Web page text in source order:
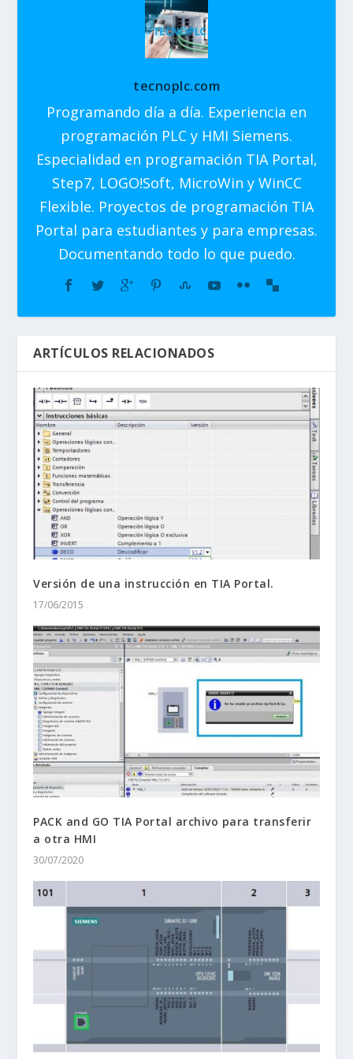
tecnoplc.com
Programando día a día. Experiencia en
programación PLC y HMI Siemens.
Especialidad en programación TIA Portal,
Step7, LOGO!Soft, MicroWin y WinCC
Flexible. Proyectos de programación TIA
Portal para estudiantes y para empresas.
Documentando todo lo que puedo.
ARTÍCULOS RELACIONADOS
Versión de una instrucción en TIA Portal.
17/06/2015
PACK and GO TIA Portal archivo para transferir
a otra HMI
30/07/2020